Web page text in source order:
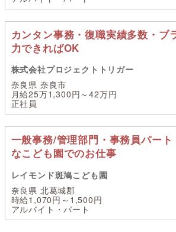
カンタン事務・復職実績多数・ブ
力できればOK
株式会社プロジェクトトリガー
奈良県 奈良市
月給25万1,300円～42万円
正社員
一般事務/管理部門・事務員パート
なこども園でのお仕事
レイモンド斑鳩こども園
奈良県 北葛城郡
時給1,070円～1,500円
アルバイト・パート